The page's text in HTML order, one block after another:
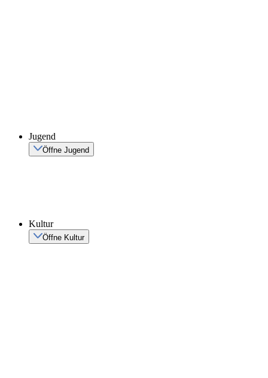
Jugend
Öffne Jugend
Kultur
Öffne Kultur